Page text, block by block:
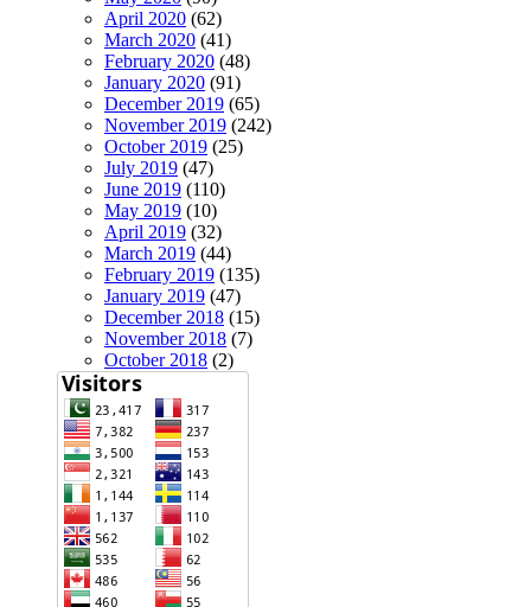
April 2020 (62)
March 2020 (41)
February 2020 (48)
January 2020 (91)
December 2019 (65)
November 2019 (242)
October 2019 (25)
July 2019 (47)
June 2019 (110)
May 2019 (10)
April 2019 (32)
March 2019 (44)
February 2019 (135)
January 2019 (47)
December 2018 (15)
November 2018 (7)
October 2018 (2)